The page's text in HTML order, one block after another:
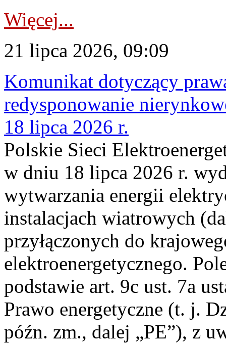
Więcej...
21 lipca 2026, 09:09
Komunikat dotyczący
redysponowanie
18 lipca 2026 r.
Polskie Sieci
w dniu 18 lipca 2026 r.
wytwarzania energii
instalacjach wiatrowych
przyłączonych do
elektroenergetycznego.
podstawie art. 9c ust. 7a
Prawo energetyczne (t. j.
późn. zm., dalej „PE”), z